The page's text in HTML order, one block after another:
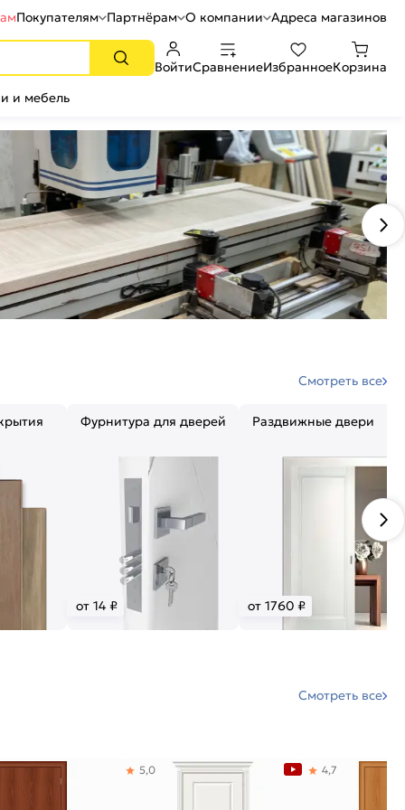
Покупателям Партнёрам О компании Адреса магазинов
ВойтиСравнениеИзбранноеКорзина
и мебель
Смотреть все
Фурнитура для дверей
от 14 ₽
Раздвижные двери
от 1760 ₽
Смотреть все
5,0 4,7